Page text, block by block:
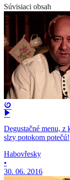
Súvisiaci obsah
Degustačné menu,
slzy potokom potečú!
Habovřesky
•
30. 06. 2016